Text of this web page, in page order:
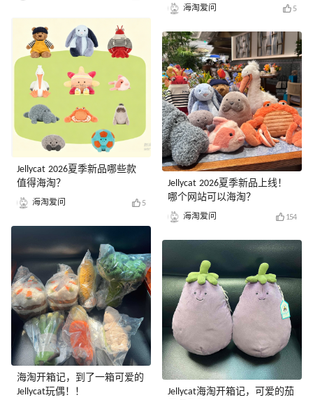
Jellycat 2026夏季新品哪些款
值得海淘？
海淘爱问 5
海淘开箱记，到了一箱可爱的
Jellycat玩偶！！
海淘爱问 5
Jellycat 2026夏季新品上线！
哪个网站可以海淘？
海淘爱问 154
Jellycat海淘开箱记，可爱的茄